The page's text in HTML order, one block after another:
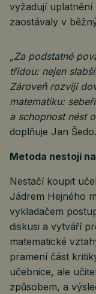
vyžadují
zaostávaly v
„Za podstatné
třídou: nejen
Zároveň rozvíjí
matematiku:
a schopnost nést
doplňuje Jan Šedo.
Metoda nestojí
Nestačí koupit
Jádrem Hejného
vykladačem
diskusi a vytváří
matematické
pramení část
učebnice, ale
způsobem, a